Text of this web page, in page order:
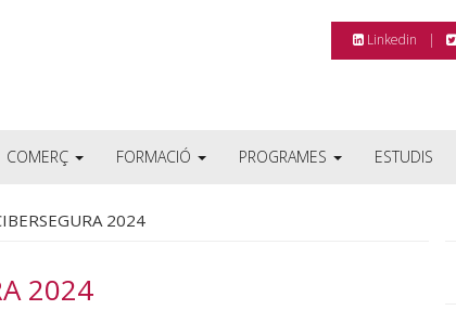
Linkedin
COMERÇ FORMACIÓ PROGRAMES ESTUDIS
2024
2024